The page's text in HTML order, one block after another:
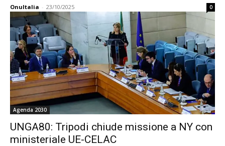
OnuItalia - 23/10/2025 0
Agenda 2030
UNGA80: Tripodi chiude missione a NY con
ministeriale UE-CELAC